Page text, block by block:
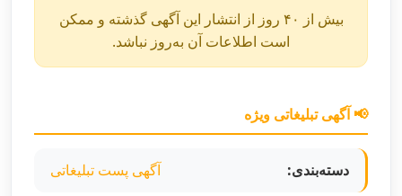
بیش از ۴۰ روز از انتشار این آگهی گذشته و ممکن
است اطلاعات آن به‌روز نباشد.
📢 آگهی تبلیغاتی ویژه
دسته‌بندی: آگهی پست تبلیغاتی